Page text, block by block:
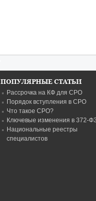
ПОПУЛЯРНЫЕ СТАТЬИ
Рассрочка на КФ для СРО
Порядок вступления в СРО
Что такое СРО?
Ключевые изменения в 372-
Национальные реестры
специалистов